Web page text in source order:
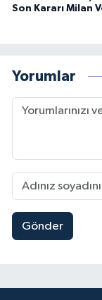
Son Kararı Milan
Yorumlar
Gönder